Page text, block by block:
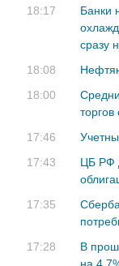
18:17
Банки
сразу
18:08
18:00
торгов
17:46
17:43
ЦБ РФ
17:35
17:28
В